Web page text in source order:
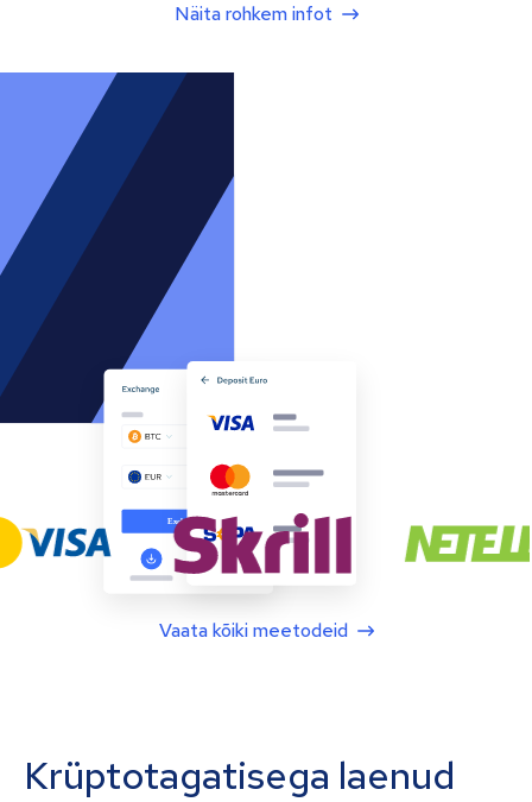
Näita rohkem infot
Vaata kõiki meetodeid
Krüptotagatisega laenud